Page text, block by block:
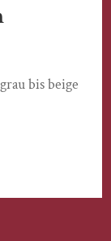
bis beige